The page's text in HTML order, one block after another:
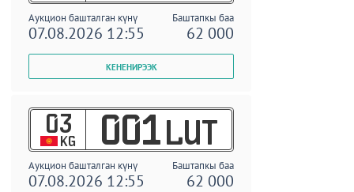
Аукцион башталган күнү Баштапкы баа
07.08.2026 12:55 62 000
03
KG 001 LUT
Аукцион башталган күнү Баштапкы баа
07.08.2026 12:55 62 000